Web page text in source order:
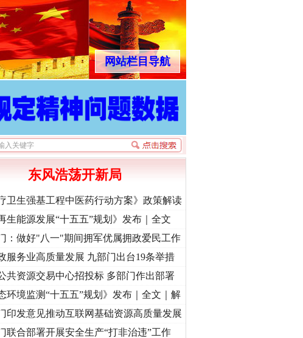
网站栏目导航
东风浩荡开新局
卫生强基工程中医药行动方案》政策解读
生能源发展“十五五”规划》发布｜全文
：做好"八一"期间拥军优属拥政爱民工作
服务业高质量发展 九部门出台19条举措
共资源交易中心招投标 多部门作出部署
环境监测“十五五”规划》发布｜全文｜解
印发意见推动互联网基础资源高质量发展
联合部署开展安全生产“打非治违”工作